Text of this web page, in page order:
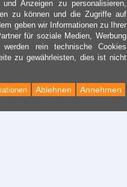
Anzeigen zu personalisieren,
zu können und die Zugriffe auf
geben wir Informationen zu Ihrer
für soziale Medien, Werbung
rein technische Cookies
zu gewährleisten, dies ist nicht
Annehmen
Ablehnen